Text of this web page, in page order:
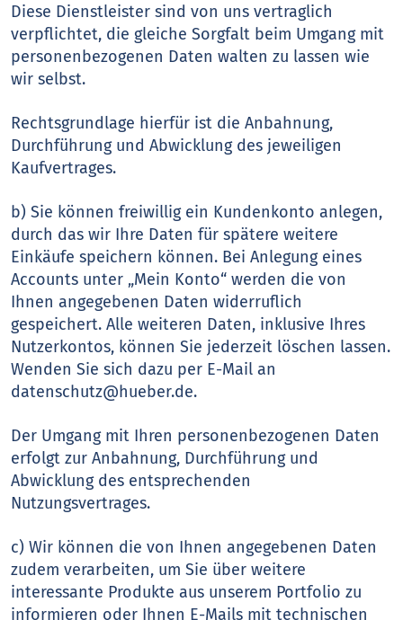
Diese Dienstleister sind von uns vertraglich
verpflichtet, die gleiche Sorgfalt beim Umgang mit
personenbezogenen Daten walten zu lassen wie
wir selbst.
Rechtsgrundlage hierfür ist die Anbahnung,
Durchführung und Abwicklung des jeweiligen
Kaufvertrages.
b) Sie können freiwillig ein Kundenkonto anlegen,
durch das wir Ihre Daten für spätere weitere
Einkäufe speichern können. Bei Anlegung eines
Accounts unter „Mein Konto“ werden die von
Ihnen angegebenen Daten widerruflich
gespeichert. Alle weiteren Daten, inklusive Ihres
Nutzerkontos, können Sie jederzeit löschen lassen.
Wenden Sie sich dazu per E-Mail an
datenschutz@hueber.de.
Der Umgang mit Ihren personenbezogenen Daten
erfolgt zur Anbahnung, Durchführung und
Abwicklung des entsprechenden
Nutzungsvertrages.
c) Wir können die von Ihnen angegebenen Daten
zudem verarbeiten, um Sie über weitere
interessante Produkte aus unserem Portfolio zu
informieren oder Ihnen E-Mails mit technischen